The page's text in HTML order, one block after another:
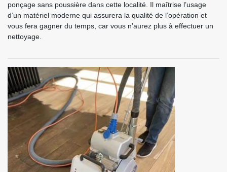
ponçage sans poussière dans cette localité. Il maîtrise l’usage
d’un matériel moderne qui assurera la qualité de l’opération et
vous fera gagner du temps, car vous n’aurez plus à effectuer un
nettoyage.